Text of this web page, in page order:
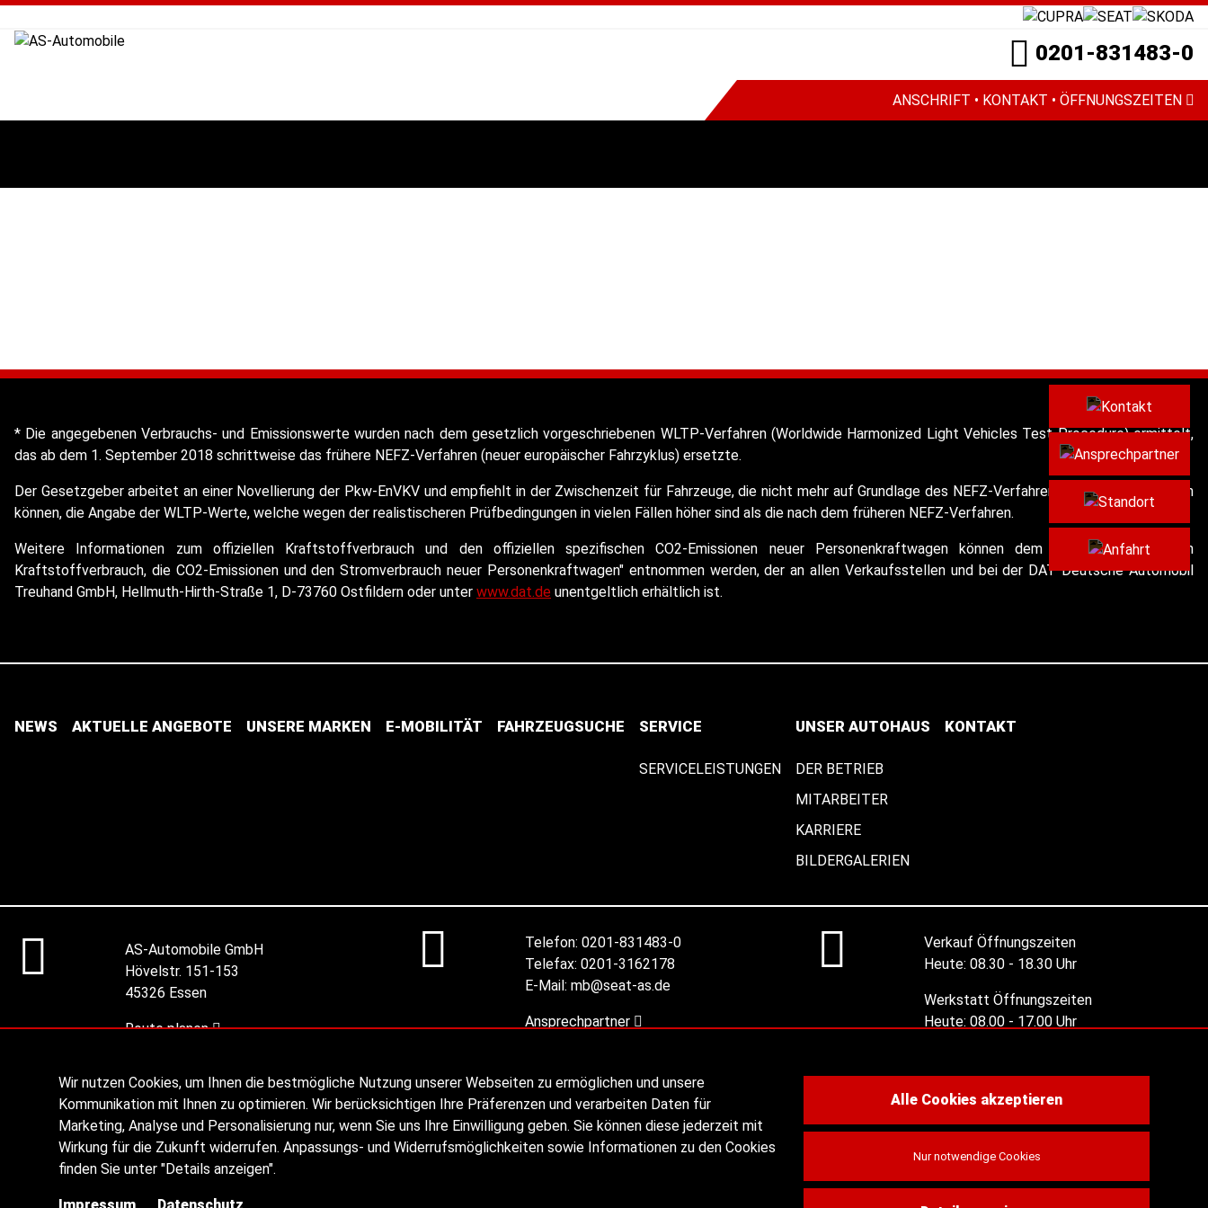
Wir nutzen Cookies, um Ihnen die bestmögliche Nutzung unserer Webseiten zu ermöglichen und unsere
Kommunikation mit Ihnen zu optimieren. Wir berücksichtigen Ihre Präferenzen und verarbeiten Daten für
Marketing, Analyse und Personalisierung nur, wenn Sie uns Ihre Einwilligung geben. Sie können diese jederzeit mit
Wirkung für die Zukunft widerrufen. Anpassungs- und Widerrufsmöglichkeiten sowie Informationen zu den Cookies
finden Sie unter "Details anzeigen".
Alle Cookies akzeptieren
Nur notwendige Cookies
0201-831483-0
ANSCHRIFT • KONTAKT • ÖFFNUNGSZEITEN
* Die angegebenen Verbrauchs- und Emissionswerte wurden nach dem gesetzlich vorgeschriebenen WLTP-Verfahren (Worldwide Harmonized Light Vehicles Test Procedure) ermittelt,
das ab dem 1. September 2018 schrittweise das frühere NEFZ-Verfahren (neuer europäischer Fahrzyklus) ersetzte.
Der Gesetzgeber arbeitet an einer Novellierung der Pkw-EnVKV und empfiehlt in der Zwischenzeit für Fahrzeuge, die nicht mehr auf Grundlage des NEFZ-Verfahrens homologiert werden
können, die Angabe der WLTP-Werte, welche wegen der realistischeren Prüfbedingungen in vielen Fällen höher sind als die nach dem früheren NEFZ-Verfahren.
Weitere Informationen zum offiziellen Kraftstoffverbrauch und den offiziellen spezifischen CO2-Emissionen neuer Personenkraftwagen können dem "Leitfaden über den
Kraftstoffverbrauch, die CO2-Emissionen und den Stromverbrauch neuer Personenkraftwagen" entnommen werden, der an allen Verkaufsstellen und bei der DAT Deutsche Automobil
Treuhand GmbH, Hellmuth-Hirth-Straße 1, D-73760 Ostfildern oder unter www.dat.de unentgeltlich erhältlich ist.
NEWS AKTUELLE ANGEBOTE UNSERE MARKEN E-MOBILITÄT FAHRZEUGSUCHE SERVICE
SERVICELEISTUNGEN
UNSER AUTOHAUS
DER BETRIEB
MITARBEITER
KARRIERE
BILDERGALERIEN
KONTAKT
AS-Automobile GmbH
Hövelstr. 151-153
45326 Essen
Route planen
Telefon: 0201-831483-0
Telefax: 0201-3162178
E-Mail: mb@seat-as.de
Ansprechpartner
Verkauf Öffnungszeiten
Heute: 08.30 - 18.30 Uhr
Werkstatt Öffnungszeiten
Heute: 08.00 - 17.00 Uhr